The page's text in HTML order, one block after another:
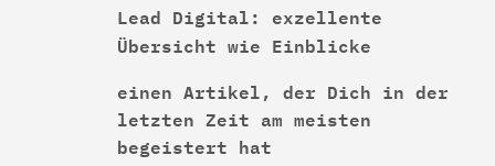
Lead Digital: exzellente
Übersicht wie Einblicke
einen Artikel, der Dich in der
letzten Zeit am meisten
begeistert hat